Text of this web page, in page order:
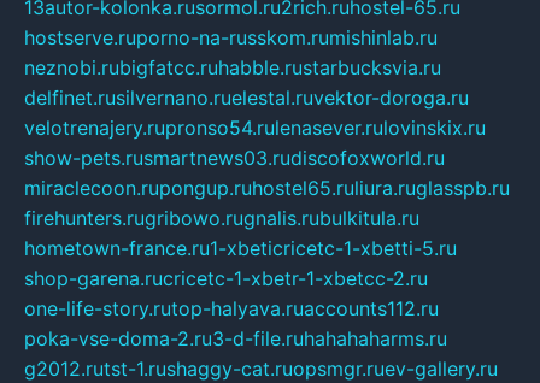
13autor-kolonka.rusormol.ru2rich.ruhostel-65.ru
hostserve.ruporno-na-russkom.rumishinlab.ru
neznobi.rubigfatcc.ruhabble.rustarbucksvia.ru
delfinet.rusilvernano.ruelestal.ruvektor-doroga.ru
velotrenajery.rupronso54.rulenasever.rulovinskix.ru
show-pets.rusmartnews03.rudiscofoxworld.ru
miraclecoon.rupongup.ruhostel65.ruliura.ruglasspb.ru
firehunters.rugribowo.rugnalis.rubulkitula.ru
hometown-france.ru1-xbeticricetc-1-xbetti-5.ru
shop-garena.rucricetc-1-xbetr-1-xbetcc-2.ru
one-life-story.rutop-halyava.ruaccounts112.ru
poka-vse-doma-2.ru3-d-file.ruhahahaharms.ru
g2012.rutst-1.rushaggy-cat.ruopsmgr.ruev-gallery.ru